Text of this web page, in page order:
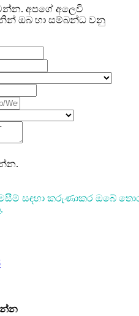
අපගේ අලෙවි
ඔබ හා සම්බන්ධ වනු
සඳහා කරුණාකර ඔබේ
.